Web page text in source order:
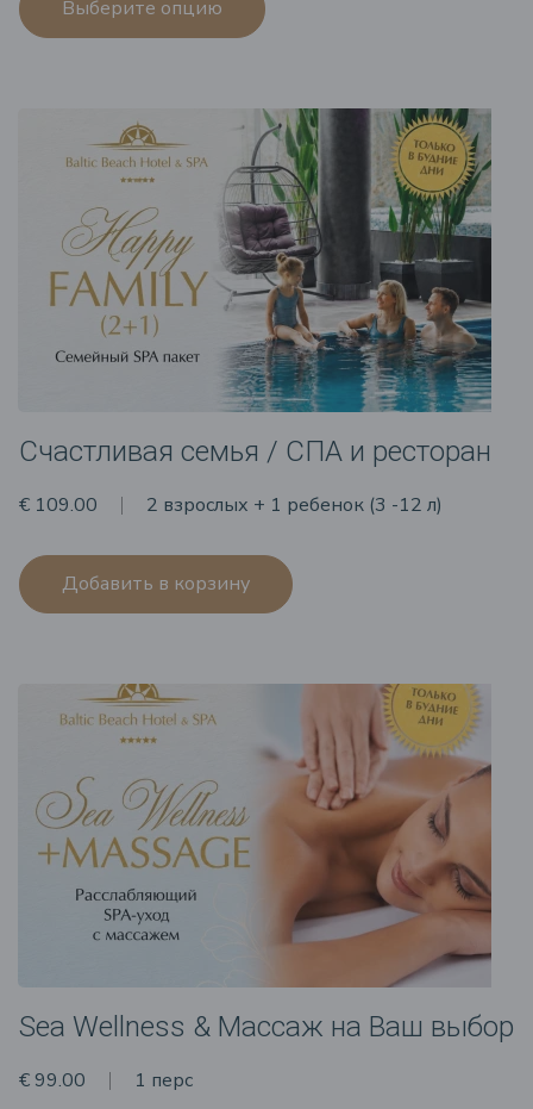
Выберите опцию
Счастливая семья / СПА и ресторан
€ 109.00 2 взрослых + 1 ребенок (3 -12 л)
Добавить в корзину
Sea Wellness & Массаж на Ваш выбор
€ 99.00 1 перс